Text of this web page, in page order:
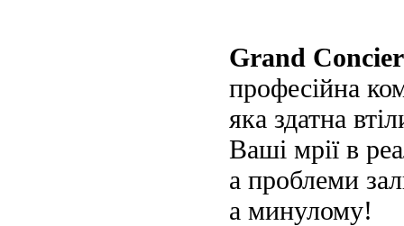
Grand
професійна
яка здатна
Ваші мрії в
а проблеми
а минулому!